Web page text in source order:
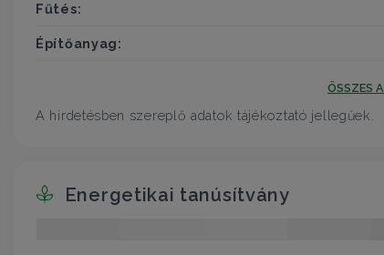
Fűtés:
Építőanyag:
ÖSSZES
A hirdetésben szereplő adatok tájékoztató jellegűek.
Energetikai tanúsítvány